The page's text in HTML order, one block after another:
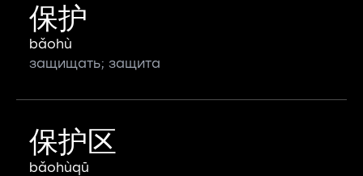
保护
bǎohù
защищать; защита
保护区
bǎohùqū